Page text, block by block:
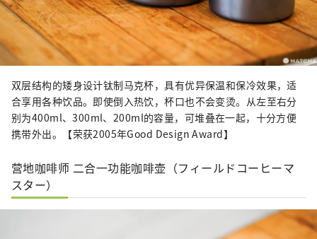
双层结构的矮身设计钛制马克杯，具有优异保温和保冷效果，适
合享用各种饮品。即使倒入热饮，杯口也不会变烫。从左至右分
别为400ml、300ml、200ml的容量，可堆叠在一起，十分方便
携带外出。【荣获2005年Good Design Award】
营地咖啡师 二合一功能咖啡壶（フィールドコーヒーマ
スター）